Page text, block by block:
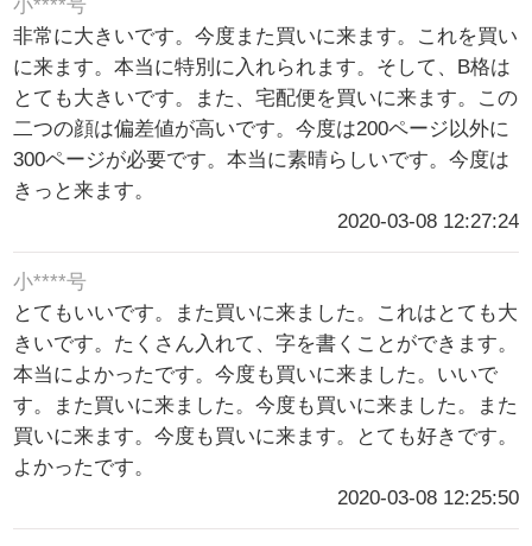
小****号
非常に大きいです。今度また買いに来ます。これを買い
に来ます。本当に特別に入れられます。そして、B格は
とても大きいです。また、宅配便を買いに来ます。この
二つの顔は偏差値が高いです。今度は200ページ以外に
300ページが必要です。本当に素晴らしいです。今度は
きっと来ます。
2020-03-08 12:27:24
小****号
とてもいいです。また買いに来ました。これはとても大
きいです。たくさん入れて、字を書くことができます。
本当によかったです。今度も買いに来ました。いいで
す。また買いに来ました。今度も買いに来ました。また
買いに来ます。今度も買いに来ます。とても好きです。
よかったです。
2020-03-08 12:25:50